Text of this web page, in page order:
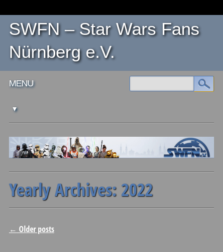
SWFN – Star Wars Fans
Nürnberg e.V.
Main menu
MENU
Yearly Archives: 2022
Post navigation
← Older posts